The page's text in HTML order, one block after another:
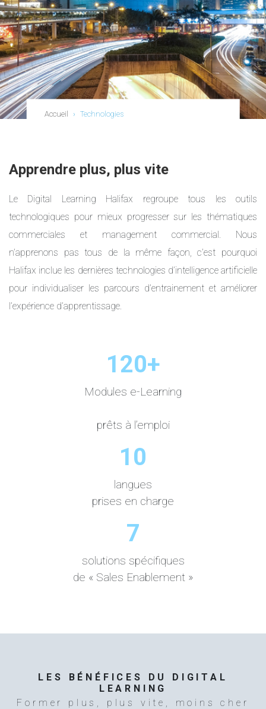
Accueil › Technologies
Apprendre plus, plus vite
Le Digital Learning Halifax regroupe tous les outils
technologiques pour mieux progresser sur les thématiques
commerciales et management commercial. Nous
n’apprenons pas tous de la même façon, c’est pourquoi
Halifax inclue les dernières technologies d’intelligence artificielle
pour individualiser les parcours d’entrainement et améliorer
l’expérience d’apprentissage.
120+
Modules e-Learning
prêts à l’emploi
10
langues
prises en charge
7
solutions spécifiques
de « Sales Enablement »
LES BÉNÉFICES DU DIGITAL
LEARNING
Former plus, plus vite, moins cher